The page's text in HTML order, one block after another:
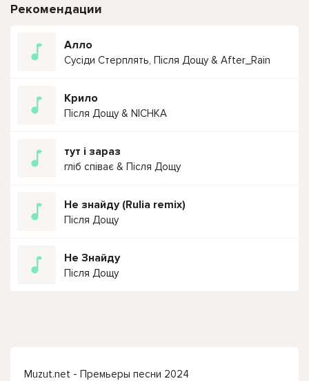
Рекомендации
Алло
Сусіди Стерплять, Після Дощу & After_Rain
Крило
Після Дощу & NICHKA
тут і зараз
гліб співає & Після Дощу
Не знайду (Rulia remix)
Після Дощу
Не Знайду
Після Дощу
Muzut.net - Премьеры песни 2024